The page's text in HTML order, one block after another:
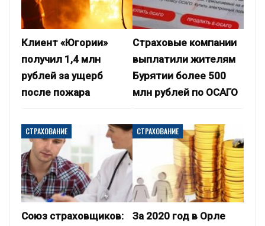
Клиент «Югории»
получил 1,4 млн
рублей за ущерб
после пожара
Страховые компании
выплатили жителям
Бурятии более 500
млн рублей по ОСАГО
СТРАХОВАНИЕ
Союз страховщиков:
СТРАХОВАНИЕ
За 2020 год в Орле